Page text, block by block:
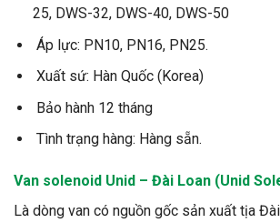
25, DWS-32, DWS-40, DWS-50
Áp lực: PN10, PN16, PN25.
Xuất sứ: Hàn Quốc (Korea)
Bảo hành 12 tháng
Tình trạng hàng: Hàng sẵn.
Van solenoid Unid – Đài Loan (Unid
Là dòng van có nguồn gốc sản xuất tịa